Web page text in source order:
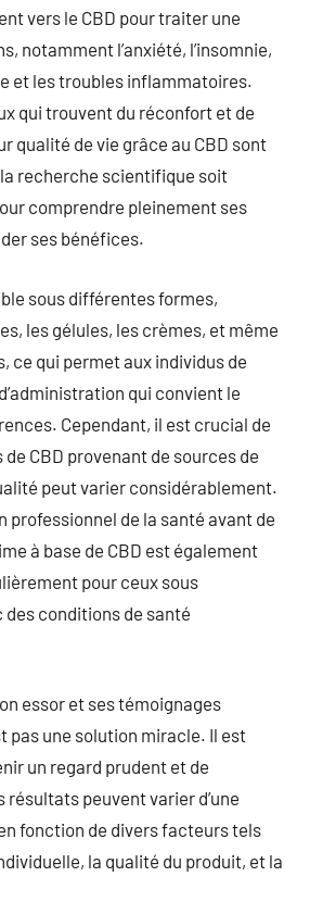
vers le CBD pour traiter une
notamment l’anxiété, l’insomnie,
et les troubles inflammatoires.
qui trouvent du réconfort et de
qualité de vie grâce au CBD sont
recherche scientifique soit
comprendre pleinement ses
ses bénéfices.
sous différentes formes,
les gélules, les crèmes, et même
ce qui permet aux individus de
qui convient le
Cependant, il est crucial de
CBD provenant de sources de
peut varier considérablement.
professionnel de la santé avant de
à base de CBD est également
pour ceux sous
conditions de santé
essor et ses témoignages
pas une solution miracle. Il est
un regard prudent et de
résultats peuvent varier d’une
fonction de divers facteurs tels
la qualité du produit, et la